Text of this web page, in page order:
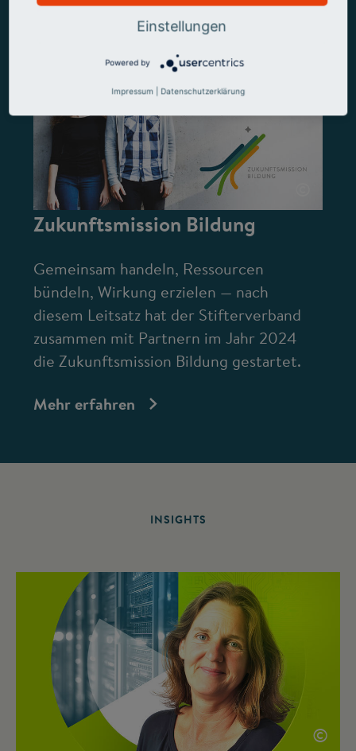
Zukunftsmission Bildung
Gemeinsam handeln, Ressourcen
bündeln, Wirkung erzielen — nach
diesem Leitsatz hat der Stifterverband
zusammen mit Partnern im Jahr 2024
die Zukunftsmission Bildung gestartet.
Mehr erfahren
INSIGHTS
©
Einstellungen
Powered by
Impressum Datenschutzerklärung